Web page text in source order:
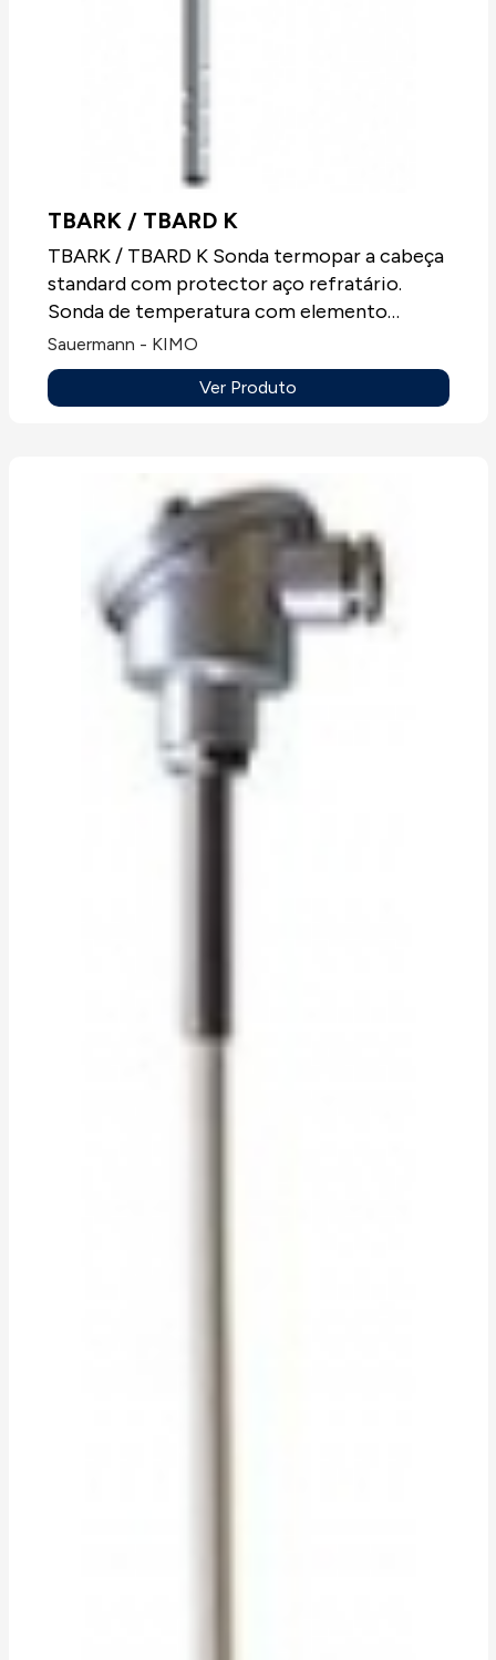
TBARK / TBARD K
TBARK / TBARD K Sonda termopar a cabeça
standard com protector aço refratário.
Sonda de temperatura com elemento
sensível termopar T, J, K ou N, sempre sem
mostrador.Aplicações: Todos os tipos de
aplicações.
Sauermann - KIMO
Ver Produto